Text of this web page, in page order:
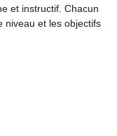
et instructif. Chacun
niveau et les objectifs